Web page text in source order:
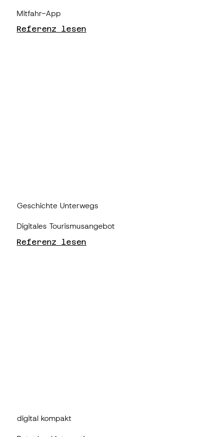
Mitfahr-App
Referenz lesen
Geschichte Unterwegs
Digitales Tourismusangebot
Referenz lesen
digital kompakt